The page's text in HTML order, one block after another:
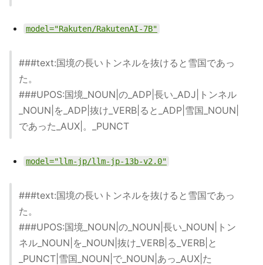
model="Rakuten/RakutenAI-7B"
###text:国境の長いトンネルを抜けると雪国であっ
た。
###UPOS:国境_NOUN|の_ADP|長い_ADJ|トンネル
_NOUN|を_ADP|抜け_VERB|ると_ADP|雪国_NOUN|
であった_AUX|。_PUNCT
model="llm-jp/llm-jp-13b-v2.0"
###text:国境の長いトンネルを抜けると雪国であっ
た。
###UPOS:国境_NOUN|の_NOUN|長い_NOUN|トン
ネル_NOUN|を_NOUN|抜け_VERB|る_VERB|と
_PUNCT|雪国_NOUN|で_NOUN|あっ_AUX|た